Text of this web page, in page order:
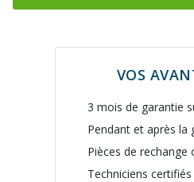
VOS
3 mois de garantie
Pendant et après la
Pièces de rechange
Techniciens certifiés